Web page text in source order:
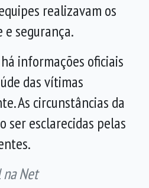
realizavam os
segurança.
informações oficiais
das vítimas
As circunstâncias da
ser esclarecidas pelas
na Net